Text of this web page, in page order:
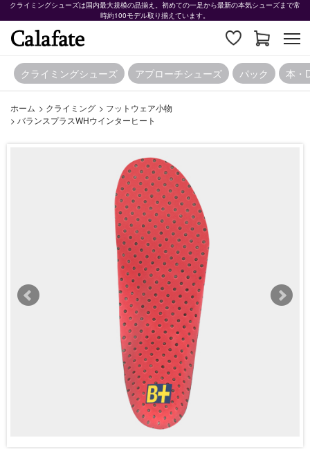
クライミングシューズは国内最大規模の品揃え。初めての一足から最新の本気シューズまで常
時約100モデル取り揃えています。
クライミングシューズ アプローチシューズ パック 本・
ホーム > クライミング > フットウェア小物
> バランスプラスWHウインターヒート